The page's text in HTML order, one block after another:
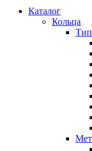
Каталог
Кольца
Тип